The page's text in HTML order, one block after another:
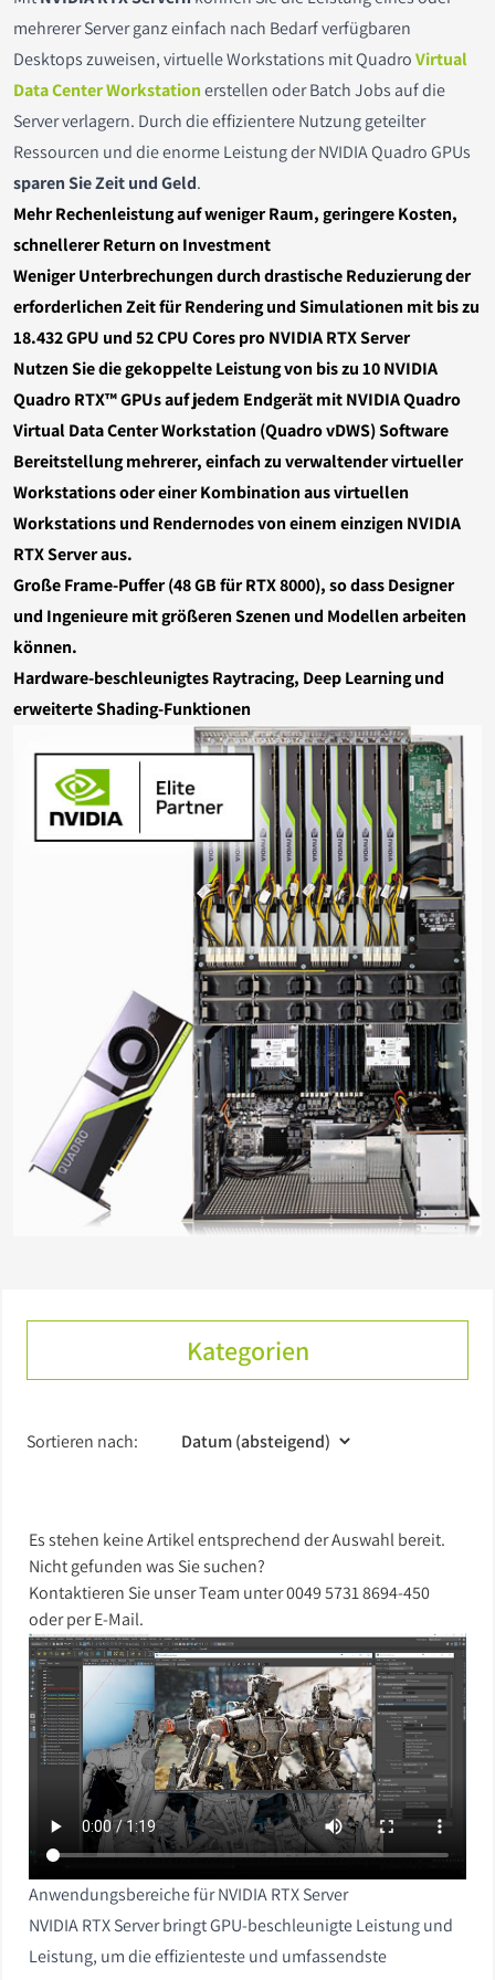
mehrerer Server ganz einfach nach Bedarf verfügbaren
Desktops zuweisen, virtuelle Workstations mit QuadroVirtual
Data Center Workstationerstellen oder Batch Jobs auf die
Server verlagern. Durch die effizientere Nutzung geteilter
Ressourcen und die enorme Leistung der NVIDIA Quadro GPUs
sparen Sie Zeit und Geld.
Mehr Rechenleistung auf weniger Raum, geringere Kosten,
schnellerer Return on Investment
Weniger Unterbrechungen durch drastische Reduzierung der
erforderlichen Zeit für Rendering und Simulationen mit bis zu
18.432 GPU und 52 CPU Cores pro NVIDIA RTX Server
Nutzen Sie die gekoppelte Leistung von bis zu 10 NVIDIA
Quadro RTX™ GPUs auf jedem Endgerät mit NVIDIA Quadro
Virtual Data Center Workstation (Quadro vDWS) Software
Bereitstellung mehrerer, einfach zu verwaltender virtueller
Workstations oder einer Kombination aus virtuellen
Workstations und Rendernodes von einem einzigen NVIDIA
RTX Server aus.
Große Frame-Puffer (48 GB für RTX 8000), so dass Designer
und Ingenieure mit größeren Szenen und Modellen arbeiten
können.
Hardware-beschleunigtes Raytracing, Deep Learning und
erweiterte Shading-Funktionen
Kategorien
Sortieren nach:
Es stehen keine Artikel entsprechend der Auswahl bereit.
Nicht gefunden was Sie suchen?
Kontaktieren Sie unser Team unter0049 5731 8694-450
oder perE-Mail.
Anwendungsbereiche für NVIDIA RTX Server
NVIDIA RTX Server bringt GPU-beschleunigte Leistung und
Leistung, um die effizienteste und umfassendste
Intel Xeon E3
Intel Core i
Intel Pentium
AMD EPYC
AMD Ryzen
ARM Ampere
High Performance Computing
KI Server
Supercomputing für KI und Forschung
DATEV
Silent
Webserver / Webhosting
Arztpraxen
Konfigurator
Software
Windows Server 2025
Windows Server 2025 Core/User/Device CALs
Server Leasing
Komponenten & Zubehör
Riser Karten
Erweiterungskarten
SSD Laufwerke
Festplatten
Flash Module (DOM)
Optische Laufwerke
Backup Laufwerke
Kabel
SFP+ / QSFP
Power
Gehäuse
Barebones
USV
GRAID SupremeRAID
Supermicro Workstations
Intel Xeon E
Intel Xeon E5
Intel Xeon E3
Intel Core i
Intel Xeon Scalable 3rd Gen
AMD Ryzen
Intel Core Ultra
Konfigurator
Zubehör
Sale & Aktionen